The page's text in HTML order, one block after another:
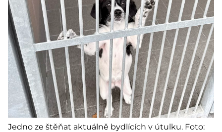
Jedno ze štěňat aktuálně bydlících v útulku. Foto: